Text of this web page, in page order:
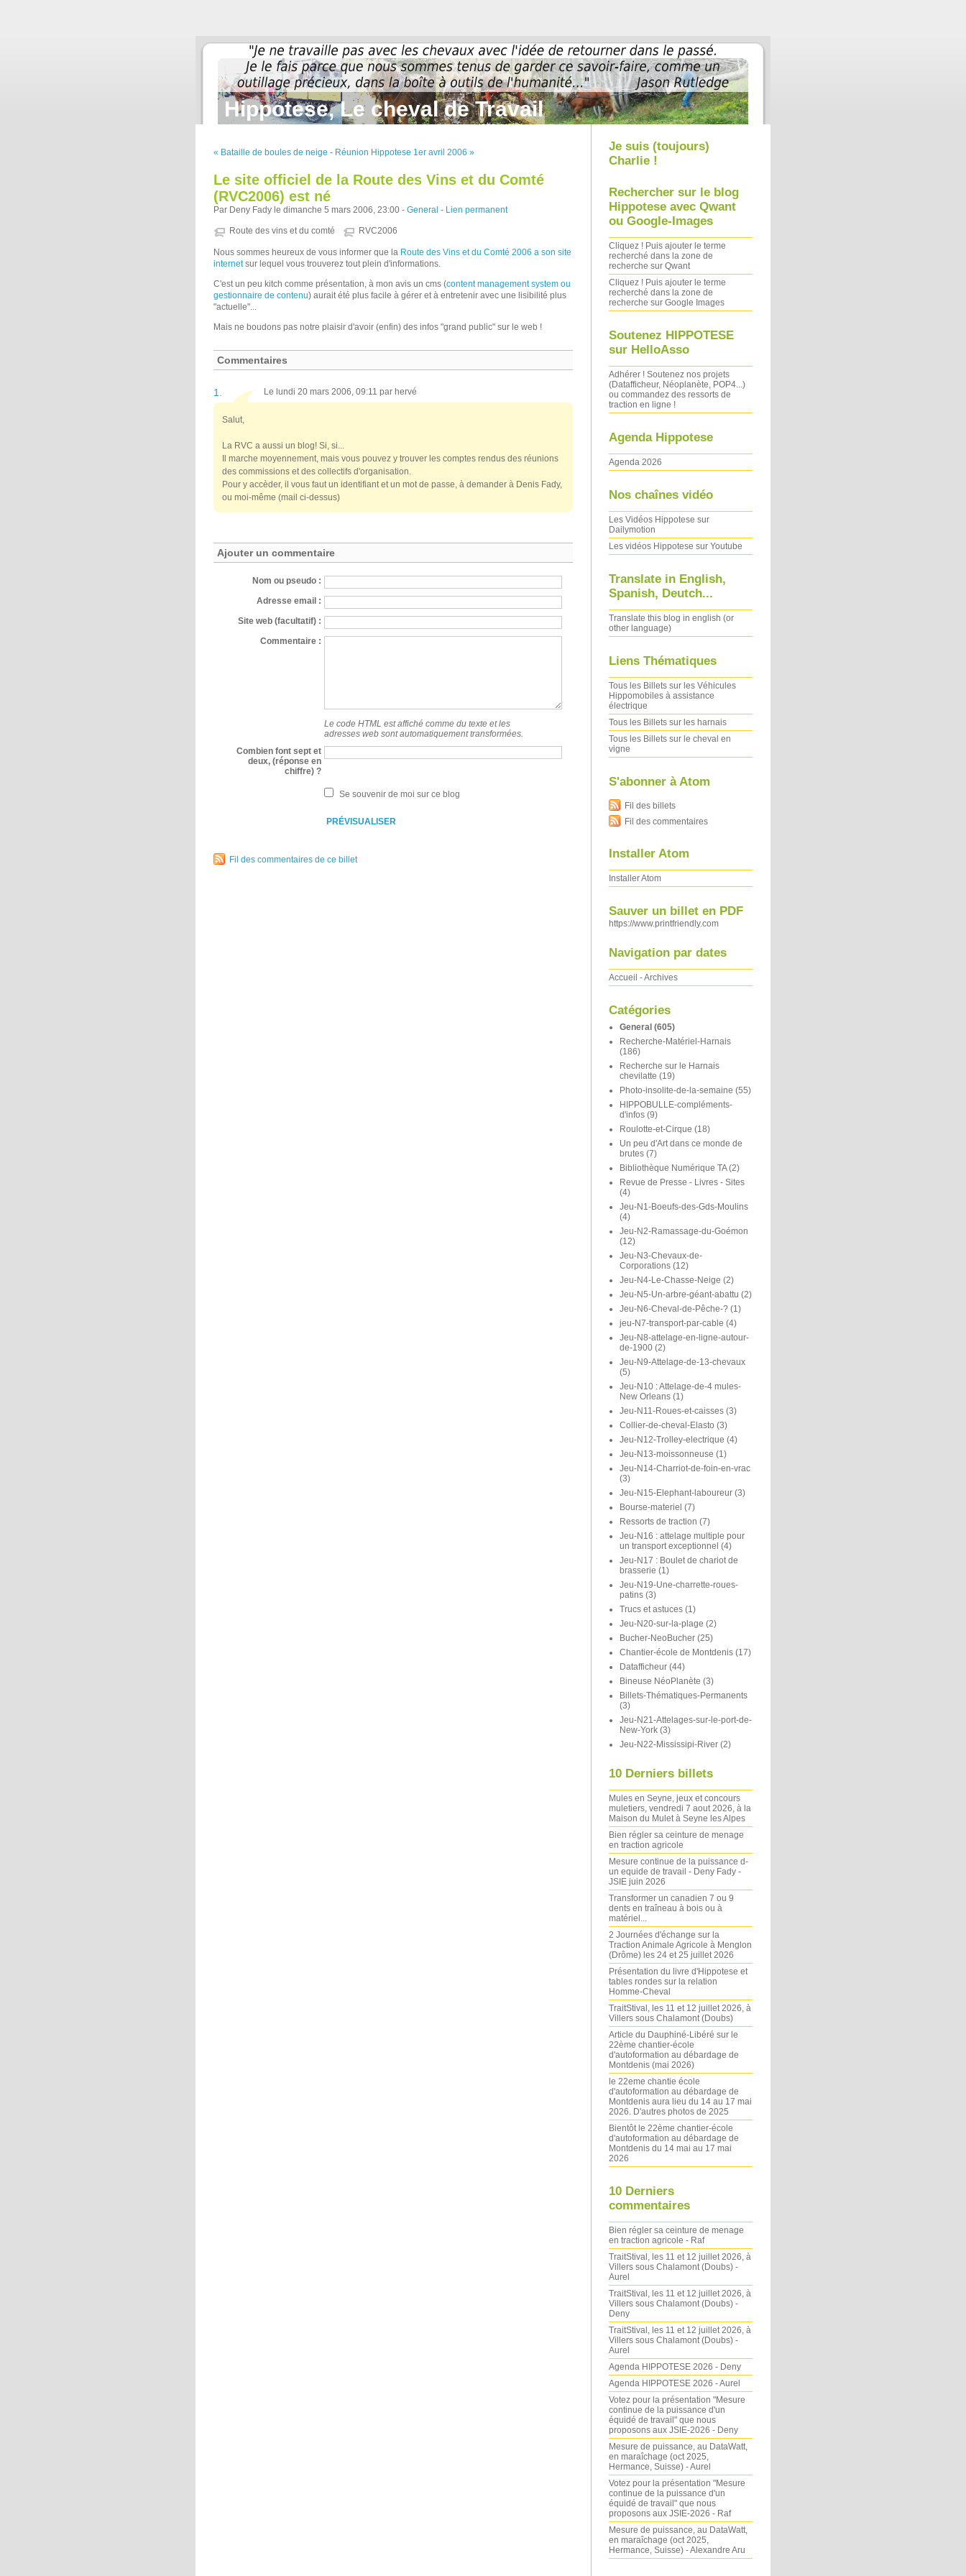
Hippotese, Le cheval de Travail
« Bataille de boules de neige - Réunion Hippotese 1er avril 2006 »
Le site officiel de la Route des Vins et du Comté
(RVC2006) est né
Par Deny Fady le dimanche 5 mars 2006, 23:00 - General - Lien permanent
Route des vins et du comté RVC2006
Nous sommes heureux de vous informer que la Route des Vins et du Comté 2006 a son site
internetsur lequel vous trouverez tout plein d'informations.
C'est un peu kitch comme présentation, à mon avis un cms (content management system ou
gestionnaire de contenu) aurait été plus facile à gérer et à entretenir avec une lisibilité plus
"actuelle"...
Mais ne boudons pas notre plaisir d'avoir (enfin) des infos "grand public" sur le web !
Commentaires
1. Le lundi 20 mars 2006, 09:11 par hervé
Salut,
La RVC a aussi un blog! Si, si...
Il marche moyennement, mais vous pouvez y trouver les comptes rendus des réunions
des commissions et des collectifs d'organisation.
Pour y accèder, il vous faut un identifiant et un mot de passe, à demander à Denis Fady,
ou moi-même (mail ci-dessus)
Ajouter un commentaire
Nom ou pseudo :
Adresse email :
Site web (facultatif) :
Commentaire :
Le code HTML est affiché comme du texte et les
adresses web sont automatiquement transformées.
Combien font sept et
deux, (réponse en
chiffre) ?
Se souvenir de moi sur ce blog
Fil des commentaires de ce billet
Je suis (toujours)
Charlie !
Rechercher sur le blog
Hippotese avec Qwant
ou Google-Images
Cliquez ! Puis ajouter le terme
recherché dans la zone de
recherche sur Qwant
Cliquez ! Puis ajouter le terme
recherché dans la zone de
recherche sur Google Images
Soutenez HIPPOTESE
sur HelloAsso
Adhérer ! Soutenez nos projets
(Datafficheur, Néoplanète, POP4...)
ou commandez des ressorts de
traction en ligne !
Agenda Hippotese
Agenda 2026
Nos chaînes vidéo
Les Vidéos Hippotese sur
Dailymotion
Les vidéos Hippotese sur Youtube
Translate in English,
Spanish, Deutch...
Translate this blog in english (or
other language)
Liens Thématiques
Tous les Billets sur les Véhicules
Hippomobiles à assistance
électrique
Tous les Billets sur les harnais
Tous les Billets sur le cheval en
vigne
S'abonner à Atom
Fil des billets
Fil des commentaires
Installer Atom
Installer Atom
Sauver un billet en PDF
https://www.printfriendly.com
Navigation par dates
Accueil -Archives
Catégories
General (605)
Recherche-Matériel-Harnais
(186)
Recherche sur le Harnais
chevilatte (19)
Photo-insolite-de-la-semaine (55)
HIPPOBULLE-compléments-
d'infos (9)
Roulotte-et-Cirque (18)
Un peu d'Art dans ce monde de
brutes (7)
Bibliothèque Numérique TA (2)
Revue de Presse - Livres - Sites
(4)
Jeu-N1-Boeufs-des-Gds-Moulins
(4)
Jeu-N2-Ramassage-du-Goémon
(12)
Jeu-N3-Chevaux-de-
Corporations (12)
Jeu-N4-Le-Chasse-Neige (2)
Jeu-N5-Un-arbre-géant-abattu (2)
Jeu-N6-Cheval-de-Pêche-? (1)
jeu-N7-transport-par-cable (4)
Jeu-N8-attelage-en-ligne-autour-
de-1900 (2)
Jeu-N9-Attelage-de-13-chevaux
(5)
Jeu-N10 : Attelage-de-4 mules-
New Orleans (1)
Jeu-N11-Roues-et-caisses (3)
Collier-de-cheval-Elasto (3)
Jeu-N12-Trolley-electrique (4)
Jeu-N13-moissonneuse (1)
Jeu-N14-Charriot-de-foin-en-vrac
(3)
Jeu-N15-Elephant-laboureur (3)
Bourse-materiel (7)
Ressorts de traction (7)
Jeu-N16 : attelage multiple pour
un transport exceptionnel (4)
Jeu-N17 : Boulet de chariot de
brasserie (1)
Jeu-N19-Une-charrette-roues-
patins (3)
Trucs et astuces (1)
Jeu-N20-sur-la-plage (2)
Bucher-NeoBucher (25)
Chantier-école de Montdenis (17)
Datafficheur (44)
Bineuse NéoPlanète (3)
Billets-Thématiques-Permanents
(3)
Jeu-N21-Attelages-sur-le-port-de-
New-York (3)
Jeu-N22-Mississipi-River (2)
10 Derniers billets
Mules en Seyne, jeux et concours
muletiers, vendredi 7 aout 2026, à la
Maison du Mulet à Seyne les Alpes
Bien régler sa ceinture de menage
en traction agricole
Mesure continue de la puissance d-
un equide de travail - Deny Fady -
JSIE juin 2026
Transformer un canadien 7 ou 9
dents en traîneau à bois ou à
matériel...
2 Journées d'échange sur la
Traction Animale Agricole à Menglon
(Drôme) les 24 et 25 juillet 2026
Présentation du livre d'Hippotese et
tables rondes sur la relation
Homme-Cheval
TraitStival, les 11 et 12 juillet 2026, à
Villers sous Chalamont (Doubs)
Article du Dauphiné-Libéré sur le
22ème chantier-école
d'autoformation au débardage de
Montdenis (mai 2026)
le 22eme chantie école
d'autoformation au débardage de
Montdenis aura lieu du 14 au 17 mai
2026. D'autres photos de 2025
Bientôt le 22ème chantier-école
d'autoformation au débardage de
Montdenis du 14 mai au 17 mai
2026
10 Derniers
commentaires
Bien régler sa ceinture de menage
en traction agricole - Raf
TraitStival, les 11 et 12 juillet 2026, à
Villers sous Chalamont (Doubs) -
Aurel
TraitStival, les 11 et 12 juillet 2026, à
Villers sous Chalamont (Doubs) -
Deny
TraitStival, les 11 et 12 juillet 2026, à
Villers sous Chalamont (Doubs) -
Aurel
Agenda HIPPOTESE 2026 - Deny
Agenda HIPPOTESE 2026 - Aurel
Votez pour la présentation "Mesure
continue de la puissance d'un
équidé de travail" que nous
proposons aux JSIE-2026 - Deny
Mesure de puissance, au DataWatt,
en maraîchage (oct 2025,
Hermance, Suisse) - Aurel
Votez pour la présentation "Mesure
continue de la puissance d'un
équidé de travail" que nous
proposons aux JSIE-2026 - Raf
Mesure de puissance, au DataWatt,
en maraîchage (oct 2025,
Hermance, Suisse) - Alexandre Aru